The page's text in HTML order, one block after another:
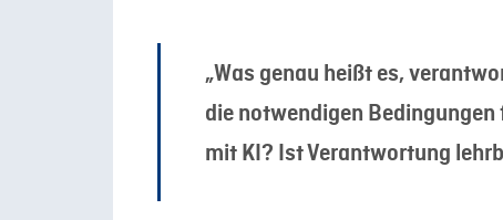
„Was genau heißt es,
die notwendigen
mit KI? Ist Verantwortung